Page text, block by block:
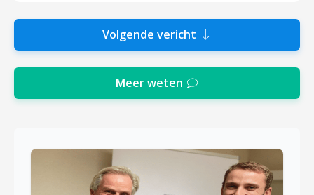
Volgende vericht
Meer weten